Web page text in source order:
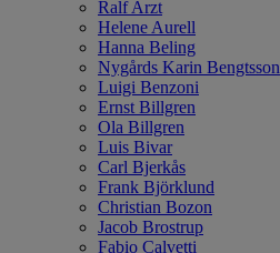
Ralf Arzt
Helene Aurell
Hanna Beling
Nygårds Karin Bengtsson
Luigi Benzoni
Ernst Billgren
Ola Billgren
Luis Bivar
Carl Bjerkås
Frank Björklund
Christian Bozon
Jacob Brostrup
Fabio Calvetti